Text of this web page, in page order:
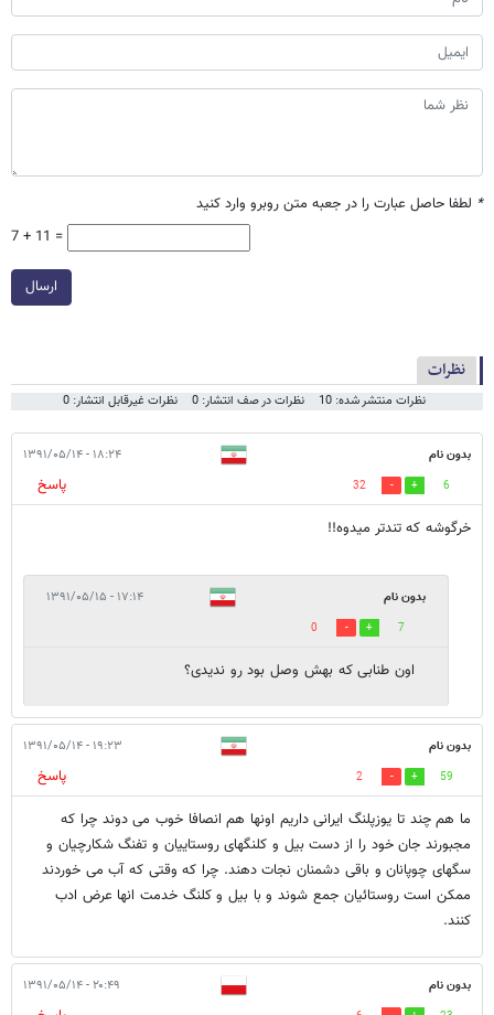
* لطفا حاصل عبارت را در جعبه متن روبرو وارد کنید
7 + 11 =
ارسال
نظرات
نظرات منتشر شده: 10 نظرات در صف انتشار: 0 نظرات غیرقابل انتشار: 0
بدون نام ۱۸:۲۴ - ۱۳۹۱/۰۵/۱۴
6
32
پاسخ
خرگوشه که تندتر میدوه!!
بدون نام ۱۷:۱۴ - ۱۳۹۱/۰۵/۱۵
7
0
اون طنابی که بهش وصل بود رو ندیدی؟
بدون نام ۱۹:۲۳ - ۱۳۹۱/۰۵/۱۴
59
2
پاسخ
ما هم چند تا یوزپلنگ ایرانی داریم اونها هم انصافا خوب می دوند چرا که
مجبورند جان خود را از دست بیل و کلنگهای روستاییان و تفنگ شکارچیان و
سگهای چوپانان و باقی دشمنان نجات دهند. چرا که وقتی که آب می خوردند
ممکن است روستائیان جمع شوند و با بیل و کلنگ خدمت انها عرض ادب
کنند.
بدون نام ۲۰:۴۹ - ۱۳۹۱/۰۵/۱۴